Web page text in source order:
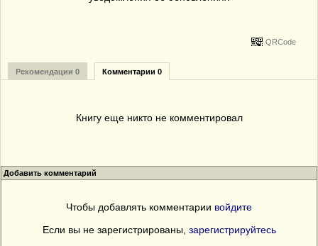
QRCode
Рекомендации 0 Комментарии 0
Книгу еще никто не комментировал
Добавить комментарий
Чтобы добавлять комментарии войдите
Если вы не зарегистрированы, зарегистрируйтесь